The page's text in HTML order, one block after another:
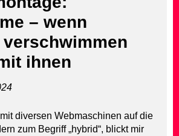
– wenn
verschwimmen
ihnen
diversen Webmaschinen auf die
zum Begriff „hybrid“, blickt mir